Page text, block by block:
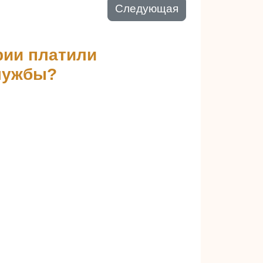
Следующая
платили